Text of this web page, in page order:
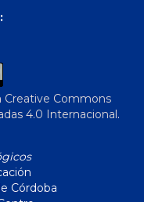
Creative Commons
4.0 Internacional.
Córdoba